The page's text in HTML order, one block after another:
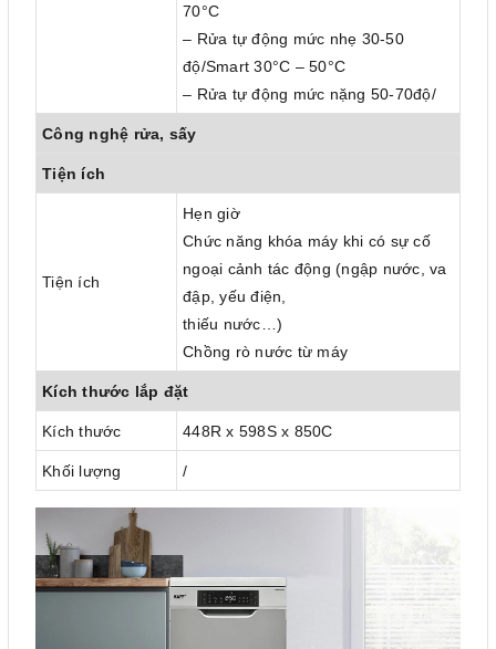
70°C
– Rửa tự động mức nhẹ 30-50
độ/Smart 30°C – 50°C
– Rửa tự động mức nặng 50-70độ/
Công nghệ rửa, sấy
Tiện ích
Tiện ích
Hẹn giờ
Chức năng khóa máy khi có sự cố
ngoại cảnh tác động (ngập nước, va
đập, yếu điện,
thiếu nước…)
Chồng rò nước từ máy
Kích thước lắp đặt
Kích thước 448R x 598S x 850C
Khối lượng /